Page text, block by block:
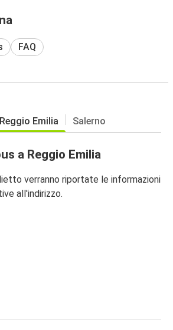
FAQ
Reggio Emilia Salerno
a Reggio Emilia
verranno riportate le informazioni
all'indirizzo.